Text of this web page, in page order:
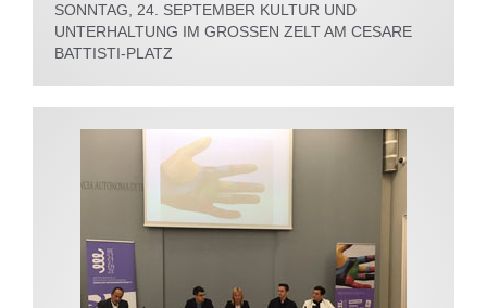
SONNTAG, 24. SEPTEMBER KULTUR UND
UNTERHALTUNG IM GROSSEN ZELT AM CESARE
BATTISTI-PLATZ